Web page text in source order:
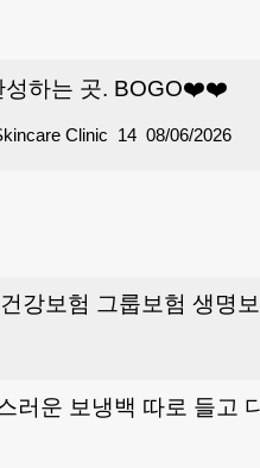
하는 곳. BOGO❤️❤️
14
Clinic 08/06/2026
강보험 그룹보험 생명
러운 보냉백 따로 들고